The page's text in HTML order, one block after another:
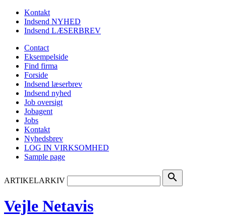
Kontakt
Indsend NYHED
Indsend LÆSERBREV
Contact
Eksempelside
Find firma
Forside
Indsend læserbrev
Indsend nyhed
Job oversigt
Jobagent
Jobs
Kontakt
Nyhedsbrev
LOG IN VIRKSOMHED
Sample page
ARTIKELARKIV search
Vejle Netavis